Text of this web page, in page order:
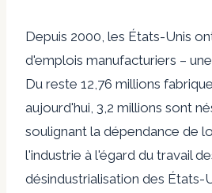
Depuis 2000, les États-Unis
d'emplois manufacturiers –
Du reste 12,76 millions
aujourd'hui, 3,2 millions sont
soulignant la dépendance de
l'industrie à l'égard du travail
désindustrialisation des États-